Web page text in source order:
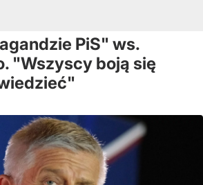
PiS" ws.
"Wszyscy boją się